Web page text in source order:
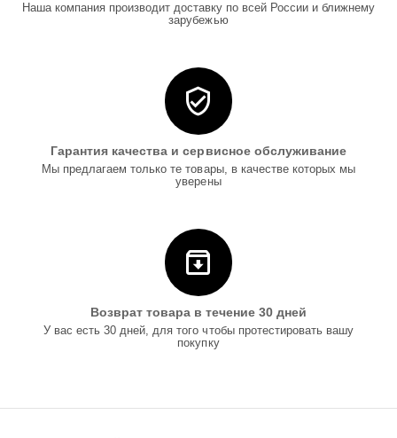
Наша компания производит доставку по всей России и ближнему
зарубежью
Гарантия качества и сервисное обслуживание
Мы предлагаем только те товары, в качестве которых мы
уверены
Возврат товара в течение 30 дней
У вас есть 30 дней, для того чтобы протестировать вашу
покупку